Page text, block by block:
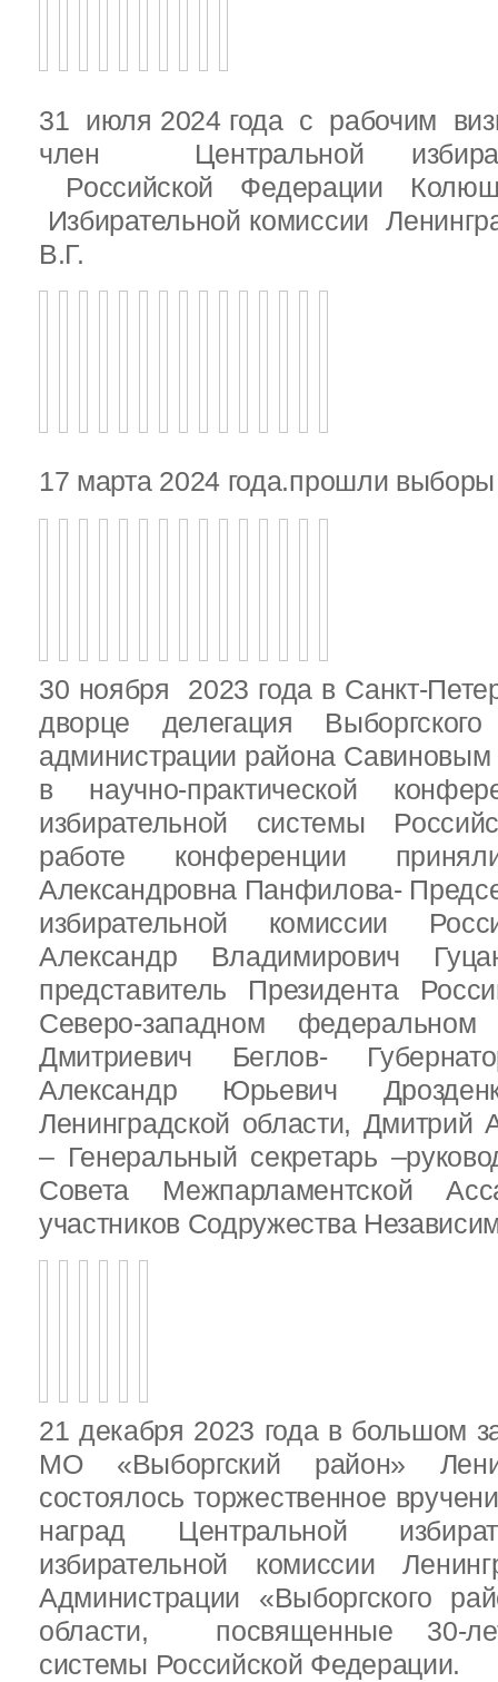
31 июля 2024 года с рабочим
член Центральной
Российской Федерации
Избирательной комиссии
В.Г.
17 марта 2024 года.прошли
30 ноября 2023 года в Санкт-
дворце делегация
администрации района Савиновым
в научно-практической
избирательной системы
работе конференции
Александровна Панфилова-
избирательной комиссии
Александр Владимирович
представитель Президента
Северо-западном федеральном
Дмитриевич Беглов-
Александр Юрьевич
Ленинградской области, Дмитрий
– Генеральный секретарь
Совета Межпарламентской
участников Содружества
21 декабря 2023 года в большом
МО «Выборгский район»
состоялось торжественное
наград Центральной
избирательной комиссии
Администрации «Выборгского
области, посвященные 30-
системы Российской Федерации.